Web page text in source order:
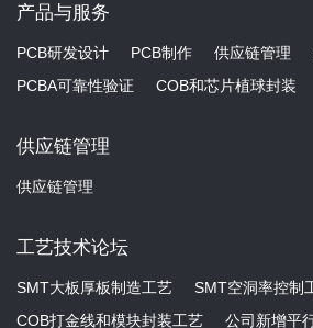
产品与服务
PCB研发设计 PCB制作 供应链管理
PCBA可靠性验证
COB和芯片植球封装
供应链管理
供应链管理
工艺技术论坛
SMT大板厚板制造工艺
SMT空洞率控制
COB打金线和模块封装工艺
公司新增平